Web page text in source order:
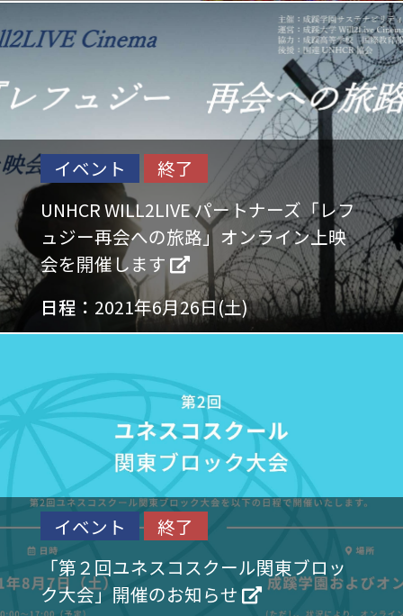
イベント
終了
UNHCR WILL2LIVE パートナーズ「レフ
ュジー再会への旅路」オンライン上映
会を開催します
日程： 2021年6月26日(土)
イベント
終了
「第２回ユネスコスクール関東ブロッ
ク大会」開催のお知らせ